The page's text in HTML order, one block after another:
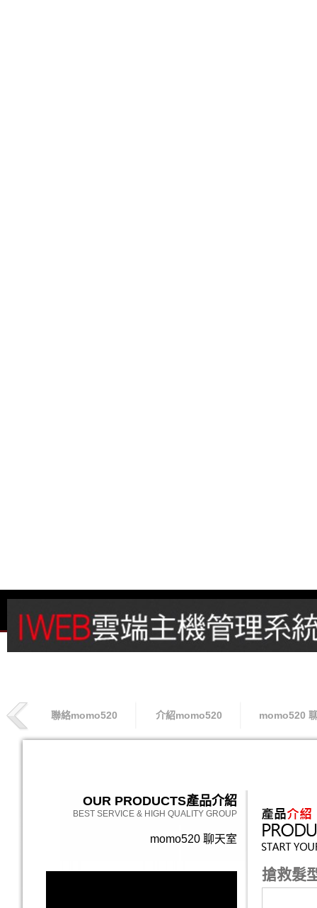
聯絡momo520 介紹momo520 momo520
索取專線
OUR PRODUCTS產品介紹
BEST SERVICE & HIGH QUALITY GROUP
momo520 聊天室
搶救髮